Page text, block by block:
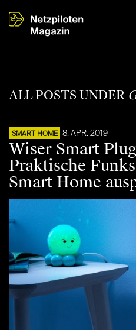
ALL POSTS UNDER
SMART HOME 8. APR. 2019
Wiser Smart
Praktische
Smart Home